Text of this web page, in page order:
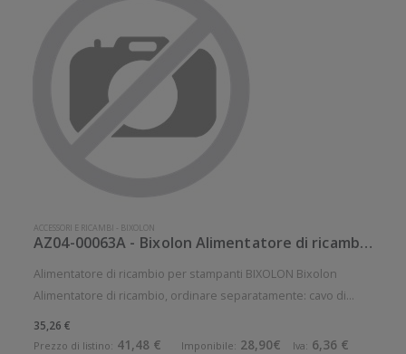
ACCESSORI E RICAMBI - BIXOLON
AZ04-00063A - Bixolon Alimentatore di ricambio
Alimentatore di ricambio per stampanti BIXOLON Bixolon
Alimentatore di ricambio, ordinare separatamente: cavo di
alimentazione, adatto per: SRP-F310II, SRP-S300 Pezzo di
ricambio. Ricambio: Si
35,26 €
Prezzo di listino: 41,48 € Imponibile: 28,90€ Iva: 6,36 €